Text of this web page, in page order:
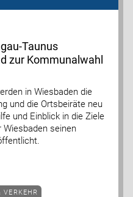
Taunus
zur Kommunalwahl
in Wiesbaden die
und die Ortsbeiräte neu
und Einblick in die Ziele
Wiesbaden seinen
VERKEHR